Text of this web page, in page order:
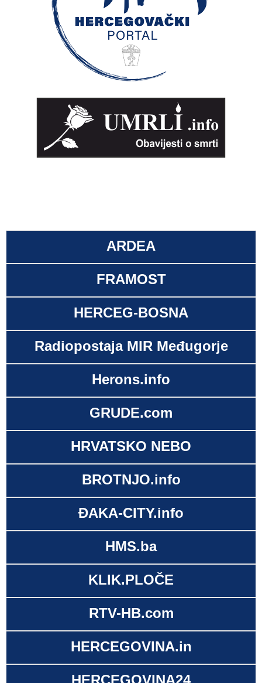
ARDEA
FRAMOST
HERCEG-BOSNA
Radiopostaja MIR Međugorje
Herons.info
GRUDE.com
HRVATSKO NEBO
BROTNJO.info
ĐAKA-CITY.info
HMS.ba
KLIK.PLOČE
RTV-HB.com
HERCEGOVINA.in
HERCEGOVINA24